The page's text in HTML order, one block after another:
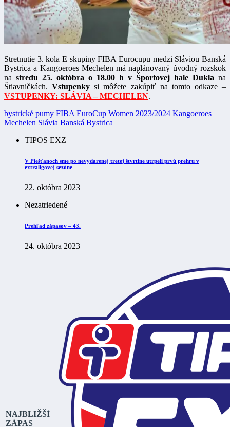
Stretnutie 3. kola E skupiny FIBA Eurocupu medzi Sláviou Banská
Bystrica a Kangoeroes Mechelen má naplánovaný úvodný rozskok
na stredu 25. októbra o 18.00 h v Športovej hale Dukla na
Štiavničkách.Vstupenky si môžete zakúpiť na tomto odkaze –
VSTUPENKY: SLÁVIA – MECHELEN.
bystrické pumy FIBA EuroCup Women 2023/2024 Kangoeroes
Mechelen Slávia Banská Bystrica
TIPOS EXZ
V Piešťanoch sme po nevydarenej tretej štvrtine utrpeli prvú prehru v
extraligovej sezóne
22. októbra 2023
Nezatriedené
Prehľad zápasov – 43.
24. októbra 2023
NAJBLIŽŠÍ
ZÁPAS